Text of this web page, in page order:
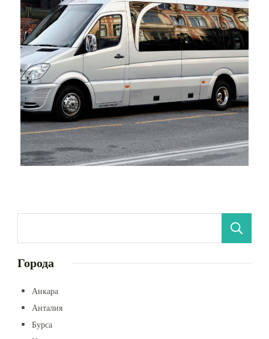
Города
Анкара
Анталия
Бурса